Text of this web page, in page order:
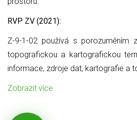
RVP ZV (2021):
Z-9-1-02 používá s porozuměním
topografickou a kartografickou
informace, zdroje dat, kartografie a
Zobrazit více